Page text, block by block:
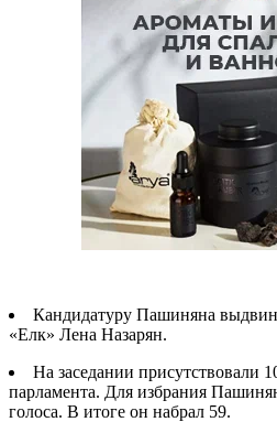
Кандидатуру Пашиняна
«Елк» Лена Назарян.
На заседании присутствовали
парламента. Для избрания
голоса. В итоге он набрал 59.